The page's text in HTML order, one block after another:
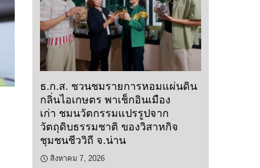
ธ.ก.ส. ชวนชมรายการหอมแผ่นดิน
กลิ่นไอเกษตร พาเช็กอินเมือง
เก่า ชมนวัตกรรมแปรรูปจาก
วัตถุดิบธรรมชาติ ของวิสาหกิจ
ชุมชนชีววิถี จ.น่าน
สิงหาคม 7, 2026